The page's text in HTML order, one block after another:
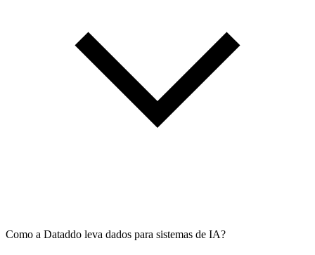
Como a Dataddo leva dados para sistemas de IA?